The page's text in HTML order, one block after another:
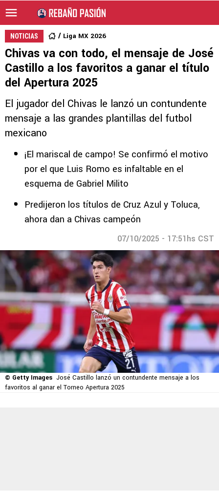
NOTICIAS Liga MX 2026
Chivas va con todo, el mensaje de José
Castillo a los favoritos a ganar el título
del Apertura 2025
El jugador del Chivas le lanzó un contundente
mensaje a las grandes plantillas del futbol
mexicano
¡El mariscal de campo! Se confirmó el motivo
por el que Luis Romo es infaltable en el
esquema de Gabriel Milito
Predijeron los títulos de Cruz Azul y Toluca,
ahora dan a Chivas campeón
07/10/2025 - 17:51hs CST
© Getty Images José Castillo lanzó un contundente mensaje a los
favoritos al ganar el Torneo Apertura 2025